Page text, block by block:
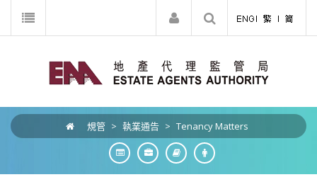
規管 > 執業通告 > Tenancy Matters